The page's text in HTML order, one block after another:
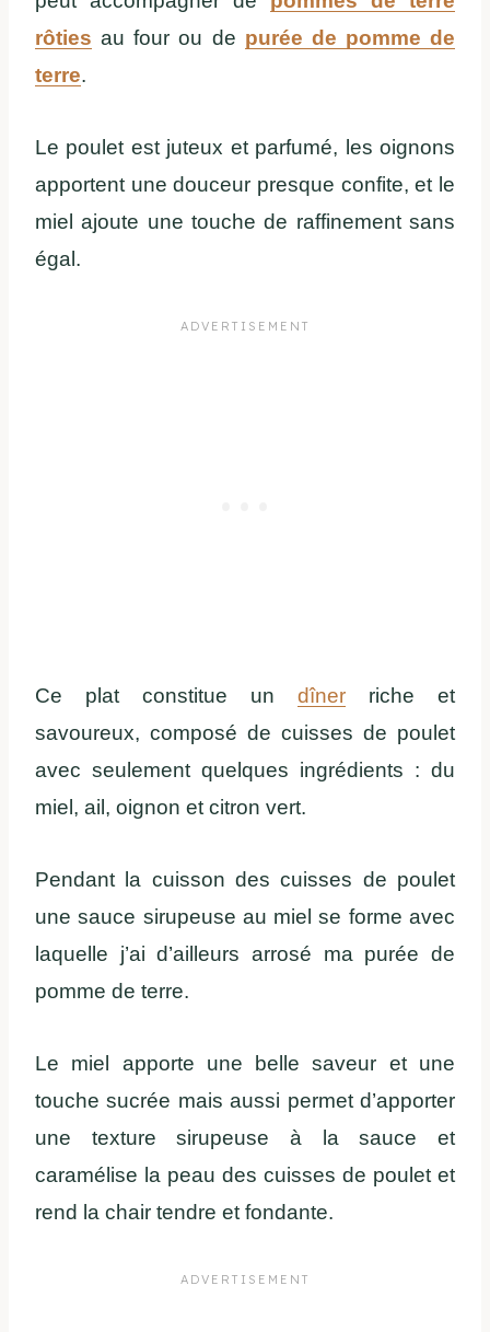
rôties au four ou de purée de pomme de
terre.
Le poulet est juteux et parfumé, les oignons
apportent une douceur presque confite, et le
miel ajoute une touche de raffinement sans
égal.
Ce plat constitue un dîner riche et
savoureux, composé de cuisses de poulet
avec seulement quelques ingrédients : du
miel, ail, oignon et citron vert.
Pendant la cuisson des cuisses de poulet
une sauce sirupeuse au miel se forme avec
laquelle j’ai d’ailleurs arrosé ma purée de
pomme de terre.
Le miel apporte une belle saveur et une
touche sucrée mais aussi permet d’apporter
une texture sirupeuse à la sauce et
caramélise la peau des cuisses de poulet et
rend la chair tendre et fondante.